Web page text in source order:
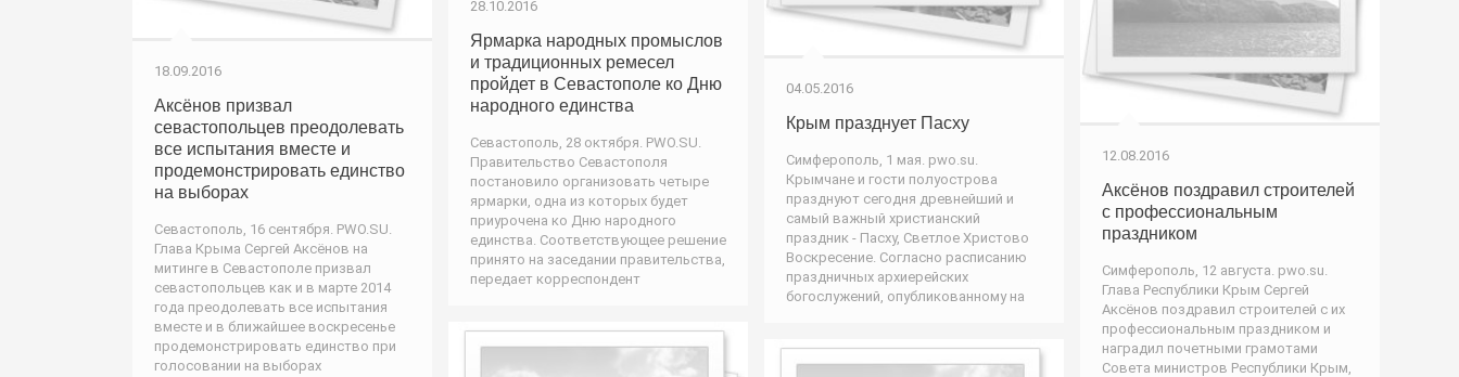
28.10.2016
Ярмарка народных промыслов
и традиционных ремесел
пройдет в Севастополе ко Дню
народного единства
Севастополь, 28 октября. PWO.SU.
Правительство Севастополя
постановило организовать четыре
ярмарки, одна из которых будет
приурочена ко Дню народного
единства. Соответствующее решение
принято на заседании правительства,
передает корреспондент
18.09.2016
Аксёнов призвал
севастопольцев преодолевать
все испытания вместе и
продемонстрировать единство
на выборах
Севастополь, 16 сентября. PWO.SU.
Глава Крыма Сергей Аксёнов на
митинге в Севастополе призвал
севастопольцев как и в марте 2014
года преодолевать все испытания
вместе и в ближайшее воскресенье
продемонстрировать единство при
голосовании на выборах
04.05.2016
Крым празднует Пасху
Симферополь, 1 мая. pwo.su.
Крымчане и гости полуострова
празднуют сегодня древнейший и
самый важный христианский
праздник - Пасху, Светлое Христово
Воскресение. Согласно расписанию
праздничных архиерейских
богослужений, опубликованному на
12.08.2016
Аксёнов поздравил строителей
с профессиональным
праздником
Симферополь, 12 августа. pwo.su.
Глава Республики Крым Сергей
Аксёнов поздравил строителей с их
профессиональным праздником и
наградил почетными грамотами
Совета министров Республики Крым,